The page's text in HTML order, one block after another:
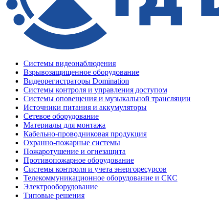
Системы видеонаблюдения
Взрывозащищенное оборудование
Видеорегистраторы Domination
Системы контроля и управления доступом
Системы оповещения и музыкальной трансляции
Источники питания и аккумуляторы
Сетевое оборудование
Материалы для монтажа
Кабельно-проводниковая продукция
Охранно-пожарные системы
Пожаротушение и огнезащита
Противопожарное оборудование
Системы контроля и учета энергоресурсов
Телекоммуникационное оборудование и СКС
Электрооборудование
Типовые решения